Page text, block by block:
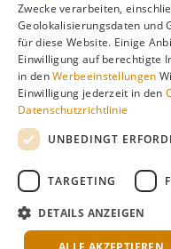
Gefällt dir diese
Auf
uns
Recherche &
Zwecke verarbeiten,
Geolokalisierungsdaten und
für diese Website. Einige
Einwilligung auf berechtigte
in denWerbeeinstellungen
Einwilligung jederzeit in den
Datenschutzrichtlinie
UNBEDINGT
TARGETING
DETAILS ANZEIGEN